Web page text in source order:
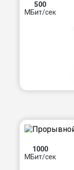
500
МБит/сек
1000
МБит/сек